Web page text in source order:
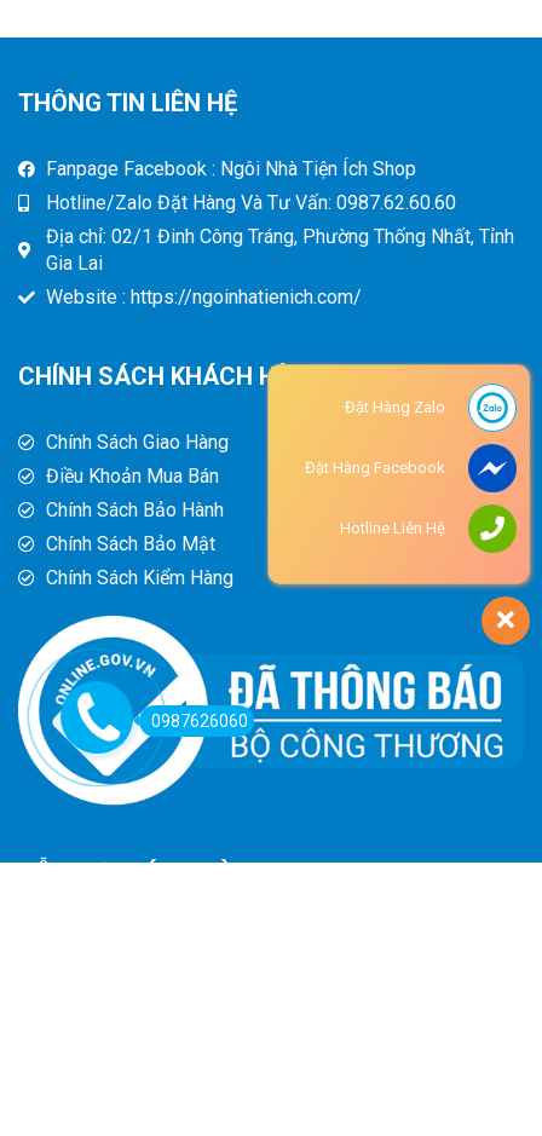
THÔNG TIN LIÊN HỆ
Fanpage Facebook : Ngôi Nhà Tiện Ích Shop
Hotline/Zalo Đặt Hàng Và Tư Vấn: 0987.62.60.60
Địa chỉ: 02/1 Đinh Công Tráng, Phường Thống Nhất, Tỉnh
Gia Lai
Website : https://ngoinhatienich.com/
CHÍNH SÁCH KHÁCH HÀNG
Chính Sách Giao Hàng
Điều Khoản Mua Bán
Chính Sách Bảo Hành
Chính Sách Bảo Mật
Chính Sách Kiểm Hàng
HỖ TRỢ KHÁCH HÀNG
0987626060
Đặt Hàng Zalo
Đặt Hàng Facebook
Hotline Liên Hệ